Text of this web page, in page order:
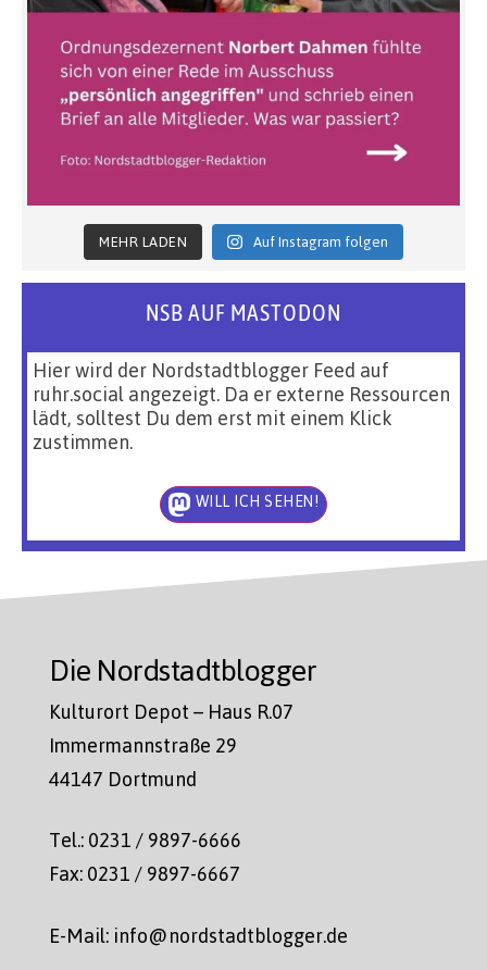
MEHR LADEN Auf Instagram folgen
NSB AUF MASTODON
Hier wird der Nordstadtblogger Feed auf
ruhr.social angezeigt. Da er externe Ressourcen
lädt, solltest Du dem erst mit einem Klick
zustimmen.
WILL ICH SEHEN!
Die Nordstadtblogger
Kulturort Depot – Haus R.07
Immermannstraße 29
44147 Dortmund
Tel.: 0231 / 9897-6666
Fax: 0231 / 9897-6667
E-Mail: info@nordstadtblogger.de